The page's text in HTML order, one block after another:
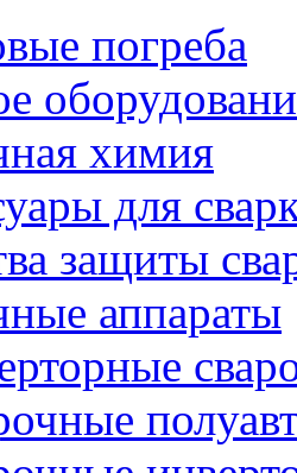
погреба
химия
для
защиты
аппараты